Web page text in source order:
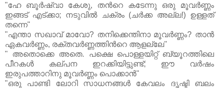
"ഹേ ബൂര്‍ഷ്വാ കേശു, തന്‍റെ കടേന്നു ഒരു മൂവര്‍ണ്ണം
ഇങ്ങട് എട്‌ക്കാ; നടുവില്‍ ചക്രം (ചര്‍ക്ക അല്ല!) ഉള്ളത്
തന്നെ"
"എന്താ സഖാവ് മാവോ? തനിക്കെന്തിനാ മൂവര്‍ണ്ണം? താന്‍
ഏകവര്‍ണ്ണം, രക്തവര്‍ണ്ണത്തിന്‍റെ ആളല്ലേ"
" അതൊക്കെ അതെ. പക്ഷെ പൊള്ളയിറ്റ് ബ്യൂറത്തിലെ
പീറകള്‍ കല്പന ഇറക്കിയിട്ടുണ്ട്; ഈ വര്‍ഷം
ഇരുപത്താറിനു മൂവര്‍ണ്ണം പൊക്കാന്‍"
"ഒരു പാണ്ടി ലോറി സാധനങ്ങള്‍ കേവലം ദൃഷ്ടി ബലം